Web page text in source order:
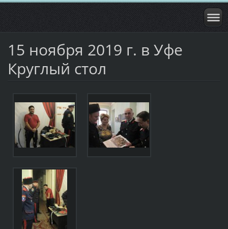
15 ноября 2019 г. в Уфе
Круглый стол